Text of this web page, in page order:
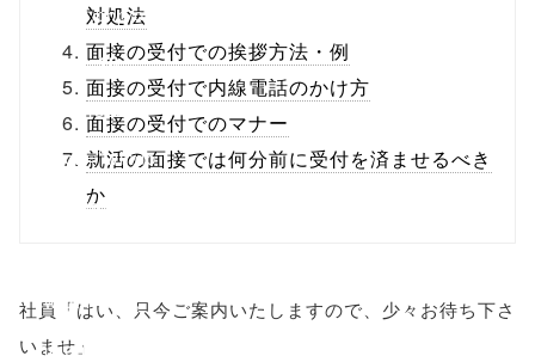
buttons.php on
line10
/1074522"
onclick="windo
w.open(this.hre
'width=550,
height=450,
対処法
面接の受付での挨拶方法・例
面接の受付で内線電話のかけ方
面接の受付でのマナー
就活の面接では何分前に受付を済ませるべき
か
社員「はい、只今ご案内いたしますので、少々お待ち下さ
いませ」